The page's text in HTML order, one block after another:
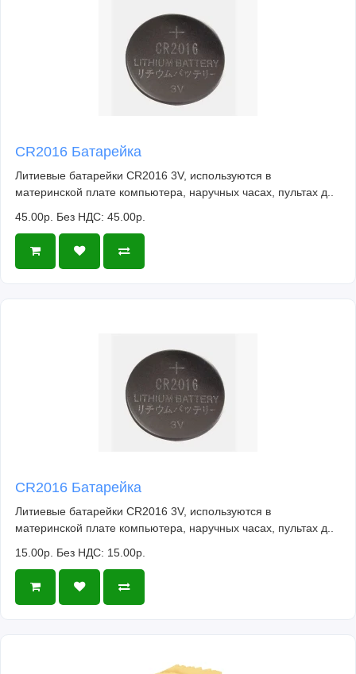
CR2016 Батарейка
Литиевые батарейки CR2016 3V, используются в
материнской плате компьютера, наручных часах, пультах д..
45.00р. Без НДС: 45.00р.
CR2016 Батарейка
Литиевые батарейки CR2016 3V, используются в
материнской плате компьютера, наручных часах, пультах д..
15.00р. Без НДС: 15.00р.